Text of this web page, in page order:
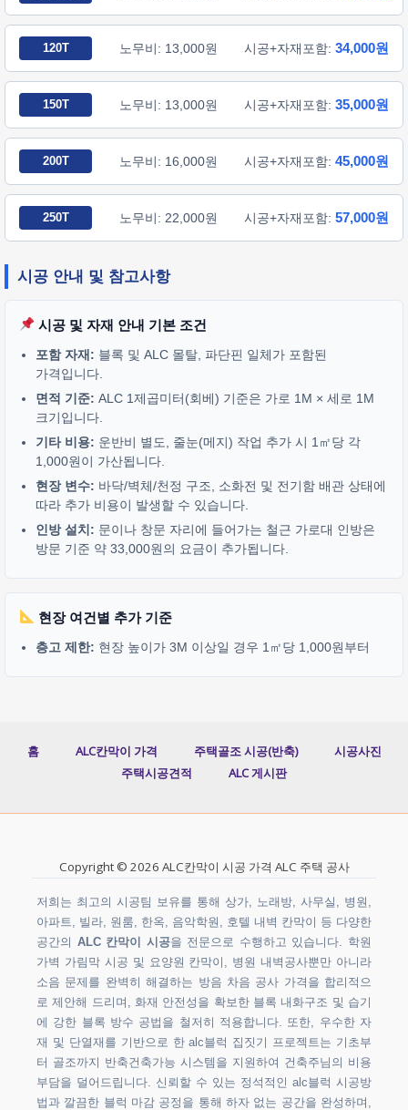
120T 노무비: 13,000원 시공+자재포함: 34,000원
150T 노무비: 13,000원 시공+자재포함: 35,000원
200T 노무비: 16,000원 시공+자재포함: 45,000원
250T 노무비: 22,000원 시공+자재포함: 57,000원
시공 안내 및 참고사항
시공 및 자재 안내 기본 조건
포함 자재: 블록 및 ALC 몰탈, 파단핀 일체가 포함된
가격입니다.
면적 기준: ALC 1제곱미터(회베) 기준은 가로 1M × 세로 1M
크기입니다.
기타 비용: 운반비 별도, 줄눈(메지) 작업 추가 시 1㎡당 각
1,000원이 가산됩니다.
현장 변수: 바닥/벽체/천정 구조, 소화전 및 전기함 배관 상태에
따라 추가 비용이 발생할 수 있습니다.
인방 설치: 문이나 창문 자리에 들어가는 철근 가로대 인방은
방문 기준 약 33,000원의 요금이 추가됩니다.
현장 여건별 추가 기준
층고 제한: 현장 높이가 3M 이상일 경우 1㎡당 1,000원부터
홈 ALC칸막이 가격 주택골조 시공(반축)
시공사진
주택시공견적
ALC 게시판
Copyright © 2026 ALC칸막이 시공 가격 ALC 주택 공사
저희는 최고의 시공팀 보유를 통해 상가, 노래방, 사무실, 병원,
아파트, 빌라, 원룸, 한옥, 음악학원, 호텔 내벽 칸막이 등 다양한
공간의 ALC 칸막이 시공을 전문으로 수행하고 있습니다. 학원
가벽 가림막 시공 및 요양원 칸막이, 병원 내벽공사뿐만 아니라
소음 문제를 완벽히 해결하는 방음 차음 공사 가격을 합리적으
로 제안해 드리며, 화재 안전성을 확보한 블록 내화구조 및 습기
에 강한 블록 방수 공법을 철저히 적용합니다. 또한, 우수한 자
재 및 단열재를 기반으로 한 alc블럭 집짓기 프로젝트는 기초부
터 골조까지 반축건축가능 시스템을 지원하여 건축주님의 비용
부담을 덜어드립니다. 신뢰할 수 있는 정석적인 alc블럭 시공방
법과 깔끔한 블럭 마감 공정을 통해 하자 없는 공간을 완성하며,